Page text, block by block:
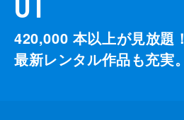
420,000 本以上が見放題！
最新レンタル作品も充実。